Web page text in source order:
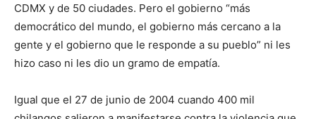
CDMX y de 50 ciudades. Pero el gobierno “más
democrático del mundo, el gobierno más cercano a la
gente y el gobierno que le responde a su pueblo” ni les
hizo caso ni les dio un gramo de empatía.
Igual que el 27 de junio de 2004 cuando 400 mil